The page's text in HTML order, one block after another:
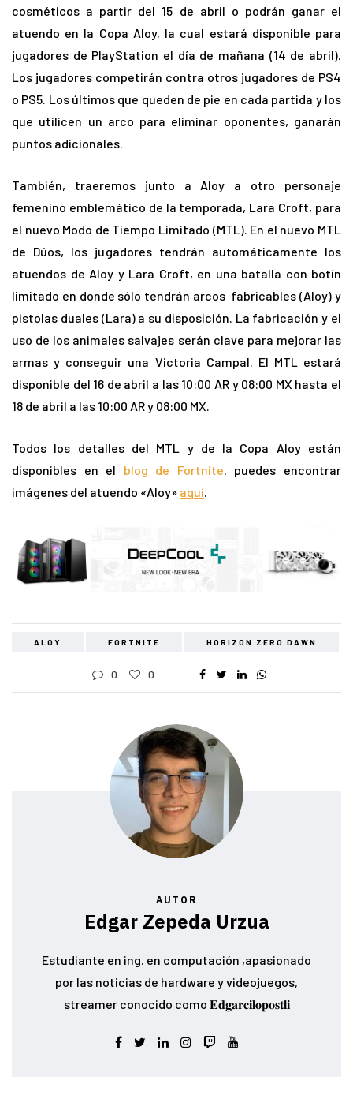
cosméticos a partir del 15 de abril o podrán ganar el
atuendo en la Copa Aloy, la cual estará disponible para
jugadores de PlayStation el día de mañana (14 de abril).
Los jugadores competirán contra otros jugadores de PS4
o PS5. Los últimos que queden de pie en cada partida y los
que utilicen un arco para eliminar oponentes, ganarán
puntos adicionales.
También, traeremos junto a Aloy a otro personaje
femenino emblemático de la temporada, Lara Croft, para
el nuevo Modo de Tiempo Limitado (MTL). En el nuevo MTL
de Dúos, los jugadores tendrán automáticamente los
atuendos de Aloy y Lara Croft, en una batalla con botín
limitado en donde sólo tendrán arcos fabricables (Aloy) y
pistolas duales (Lara) a su disposición. La fabricación y el
uso de los animales salvajes serán clave para mejorar las
armas y conseguir una Victoria Campal. El MTL estará
disponible del 16 de abril a las 10:00 AR y 08:00 MX hasta el
18 de abril a las 10:00 AR y 08:00 MX.
Todos los detalles del MTL y de la Copa Aloy están
disponibles en el blog de Fortnite, puedes encontrar
imágenes del atuendo «Aloy» aquí.
ALOY FORTNITE HORIZON ZERO DAWN
0 0
AUTOR
Edgar Zepeda Urzua
Estudiante en ing. en computación ,apasionado
por las noticias de hardware y videojuegos,
streamer conocido como 𝐄𝐝𝐠𝐚𝐫𝐜𝐢𝐥𝐨𝐩𝐨𝐬𝐭𝐥𝐢